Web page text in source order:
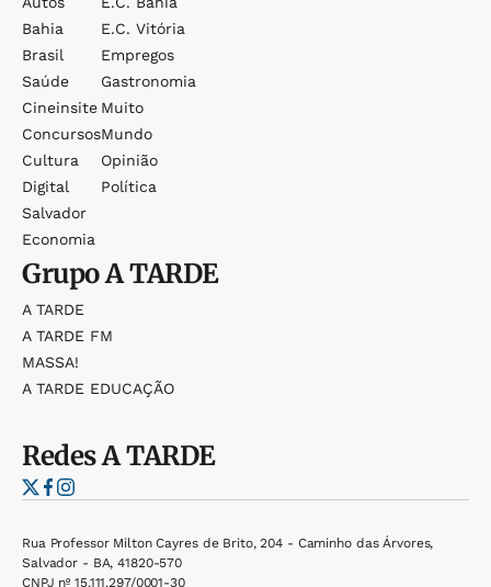
Bahia
Brasil
Saúde
Cineinsite
Concursos
Cultura
Digital
Salvador
Economia
E.c. Vitória
Empregos
Gastronomia
Muito
Mundo
Opinião
Política
GrupoA TARDE
A TARDE
A TARDE FM
MASSA!
A TARDE EDUCAÇÃO
RedesA TARDE
Rua Professor Milton Cayres de Brito, 204 - Caminho das Árvores,
Salvador - BA, 41820-570
CNPJ nº 15.111.297/0001-30